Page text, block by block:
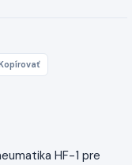
HF-1 pre